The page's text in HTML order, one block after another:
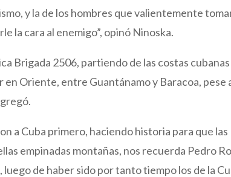
y la de los hombres que valientemente
la cara al enemigo”, opinó Ninoska.
Brigada 2506, partiendo de las costas
Oriente, entre Guantánamo y Baracoa, pese
a Cuba primero, haciendo historia para que las
empinadas montañas, nos recuerda Pedro
de haber sido por tanto tiempo los de la